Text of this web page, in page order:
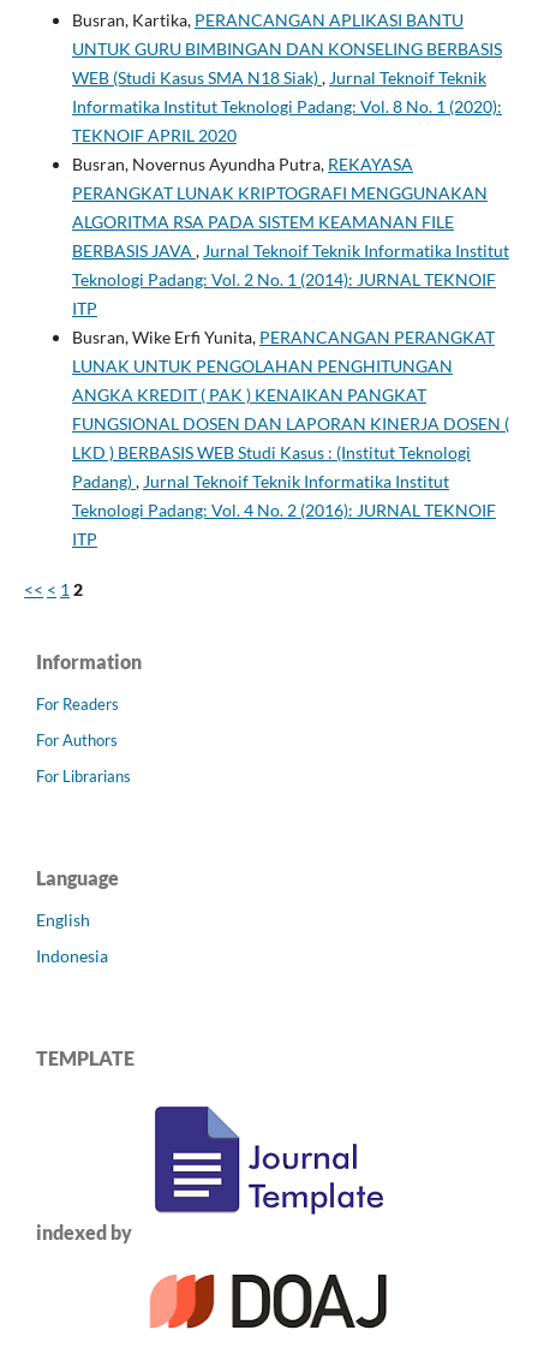
Busran, Kartika, PERANCANGAN APLIKASI BANTU
UNTUK GURU BIMBINGAN DAN KONSELING BERBASIS
WEB (Studi Kasus SMA N18 Siak), Jurnal Teknoif Teknik
Informatika Institut Teknologi Padang: Vol. 8 No. 1 (2020):
TEKNOIF APRIL 2020
Busran, Novernus Ayundha Putra, REKAYASA
PERANGKAT LUNAK KRIPTOGRAFI MENGGUNAKAN
ALGORITMA RSA PADA SISTEM KEAMANAN FILE
BERBASIS JAVA , Jurnal Teknoif Teknik Informatika Institut
Teknologi Padang: Vol. 2 No. 1 (2014): JURNAL TEKNOIF
ITP
Busran, Wike Erfi Yunita, PERANCANGAN PERANGKAT
LUNAK UNTUK PENGOLAHAN PENGHITUNGAN
ANGKA KREDIT ( PAK ) KENAIKAN PANGKAT
FUNGSIONAL DOSEN DAN LAPORAN KINERJA DOSEN (
LKD ) BERBASIS WEB Studi Kasus : (Institut Teknologi
Padang), Jurnal Teknoif Teknik Informatika Institut
Teknologi Padang: Vol. 4 No. 2 (2016): JURNAL TEKNOIF
ITP
<< < 1 2
Information
For Readers
For Authors
For Librarians
Language
English
Indonesia
TEMPLATE
indexed by